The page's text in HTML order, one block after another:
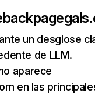
un desglose
de LLM.
aparece
en las